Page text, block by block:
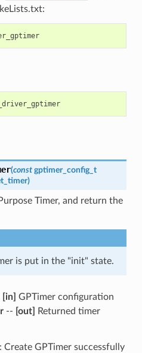
REQUIRES esp_driver_gptimer
PRIV_REQUIRES esp_driver_gptimer
(const gptimer_config_t
)
Timer, and return the
is put in the "init" state.
[in] GPTimer configuration
-- [out]
Returned timer
Create GPTimer successfully